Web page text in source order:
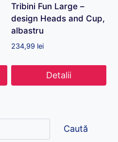
Tribini Fun Large –
design Heads and Cup,
albastru
234,99 lei
Detalii
Caută